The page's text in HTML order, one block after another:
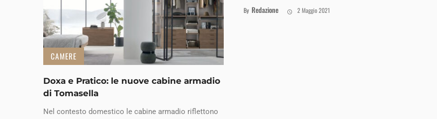
CAMERE
Doxa e Pratico: le nuove cabine armadio
di Tomasella
Nel contesto domestico le cabine armadio riflettono
By Redazione 2 Maggio 2021